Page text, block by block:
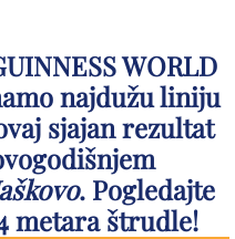
WORLD
najdužu liniju
sjajan rezultat
.Pogledajte
metara štrudle!